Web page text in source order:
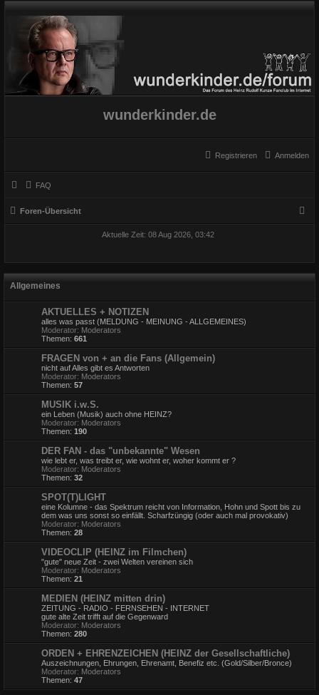
wunderkinder.de
Anmelden
Registrieren
FAQ
Foren-Übersicht
Aktuelle Zeit: 08 Aug 2026, 03:42
Allgemeines
AKTUELLES + NOTIZEN
alles was passt (MELDUNG - MEINUNG - ALLGEMEINES)
Moderator: Moderators
Themen: 661
FRAGEN von + an die Fans (Allgemein)
nicht auf Alles gibt es Antworten
Moderator: Moderators
Themen: 57
MUSIK i.w.S.
ein Leben (Musik) auch ohne HEINZ?
Moderator: Moderators
Themen: 190
DER FAN - das "unbekannte" Wesen
wie lebt er, was treibt er, wie wohnt er, woher kommt er ?
Moderator: Moderators
Themen: 32
SPOT(T)LIGHT
eine Kolumne - das Spektrum reicht von Information, Hohn und Spott bis zu
dem was uns sonst so einfällt. Scharfzüngig (oder auch mal provokativ)
Moderator: Moderators
Themen: 28
VIDEOCLIP (HEINZ im Filmchen)
"gute" neue Zeit - zwei Welten vereinen sich
Moderator: Moderators
Themen: 21
MEDIEN (HEINZ mitten drin)
ZEITUNG - RADIO - FERNSEHEN - INTERNET
gute alte Zeit trifft auf die Gegenward
Moderator: Moderators
Themen: 280
ORDEN + EHRENZEICHEN (HEINZ der Gesellschaftliche)
Auszeichnungen, Ehrungen, Ehrenamt, Benefiz etc. (Gold/Silber/Bronce)
Moderator: Moderators
Themen: 47